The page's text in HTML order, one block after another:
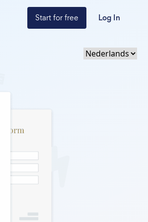
Start for free Log In